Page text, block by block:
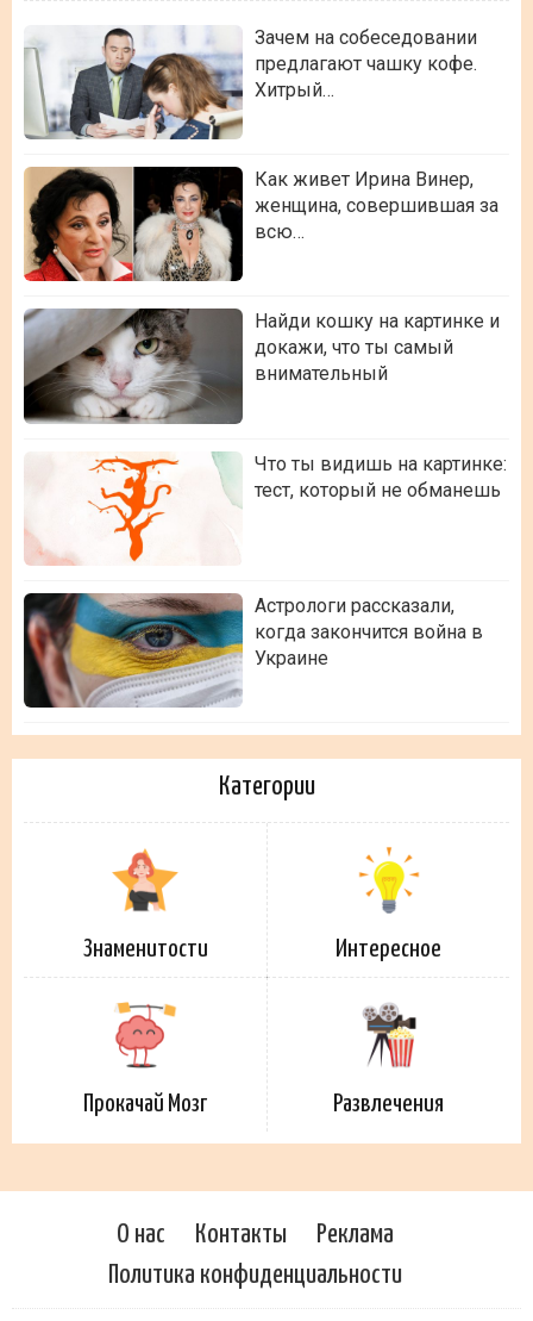
Зачем на собеседовании
предлагают чашку кофе.
Хитрый…
Как живет Ирина Винер,
женщина, совершившая за
всю…
Найди кошку на картинке и
докажи, что ты самый
внимательный
Что ты видишь на картинке:
тест, который не обманешь
Астрологи рассказали,
когда закончится война в
Украине
Категории
Знаменитости Интересное
Прокачай Мозг Развлечения
О нас Контакты
Реклама
Политика конфиденциальности